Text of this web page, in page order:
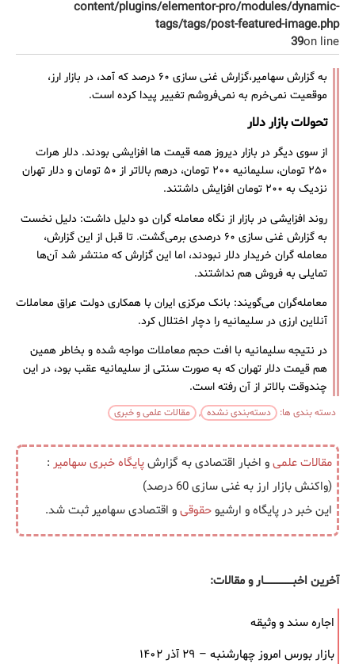
content/plugins/elementor-pro/modules/dynamic-
tags/tags/post-featured-image.php
on line
39
به گزارش سهامیر،گزارش غنی‌ سازی ۶۰ درصد که آمد، در بازار ارز،
موقعیت نمی‌خرم به نمی‌فروشم تغییر پیدا کرده است.
تحولات بازار دلار
از سوی دیگر در بازار دیروز همه قیمت‌ ها افزایشی بودند. دلار هرات
۲۵۰ تومان، سلیمانیه ۲۰۰ تومان، درهم بالاتر از ۵۰ تومان و دلار تهران
نزدیک به ۲۰۰ تومان افزایش داشتند.
روند افزایشی در بازار از نگاه معامله ‌گران دو دلیل داشت: دلیل نخست
به گزارش غنی‌ سازی ۶۰ درصدی برمی‌گشت. تا قبل از این گزارش،
معامله ‌گران خریدار دلار نبودند، اما این گزارش که منتشر شد آن‌ها
تمایلی به فروش هم نداشتند.
معامله‌گران می‌گویند: بانک مرکزی ایران با همکاری دولت عراق معاملات
آنلاین ارزی در سلیمانیه را دچار اختلال کرد.
در نتیجه سلیمانیه با افت حجم معاملات مواجه شده و بخاطر همین
هم قیمت دلار تهران که به صورت سنتی از سلیمانیه عقب بود، در این
چندوقت بالاتر از آن رفته است.
دسته بندی ها: دسته‌بندی نشده , مقالات علمی و خبری
مقالات علمیو اخبار اقتصادی به گزارشپایگاه خبریسهامیر :
(واکنش بازار ارز به غنی سازی 60 درصد)
این خبر در پایگاه و ارشیوحقوقیو اقتصادی سهامیر ثبت شد.
آخرین اخبــــــــــــــــــار و مقالات:
اجاره سند و وثیقه
بازار بورس امروز چهارشنبه – ۲۹ آذر ۱۴۰۲